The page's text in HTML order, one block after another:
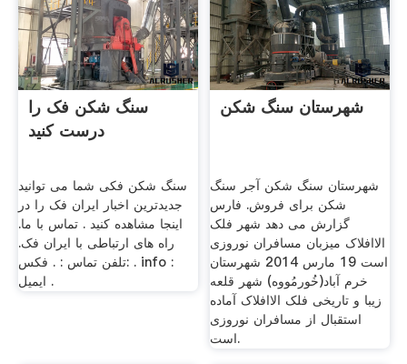
سنگ شکن فک را
درست کنید
سنگ شکن فکی شما می توانید
جدیدترین اخبار ایران فک را در
اینجا مشاهده کنید . تماس با ما.
راه های ارتباطی با ایران فک.
تلفن تماس : . فکس: . info :
ایمیل .
شهرستان سنگ شکن
شهرستان سنگ شکن آجر سنگ
شکن برای فروش. فارس
گزارش می دهد شهر فلک
الاافلاک میزبان مسافران نوروزی
است 19 مارس 2014 شهرستان
خرم آباد(خُورمُووه) شهر قلعه
زیبا و تاریخی فلک الاافلاک آماده
استقبال از مسافران نوروزی
است.